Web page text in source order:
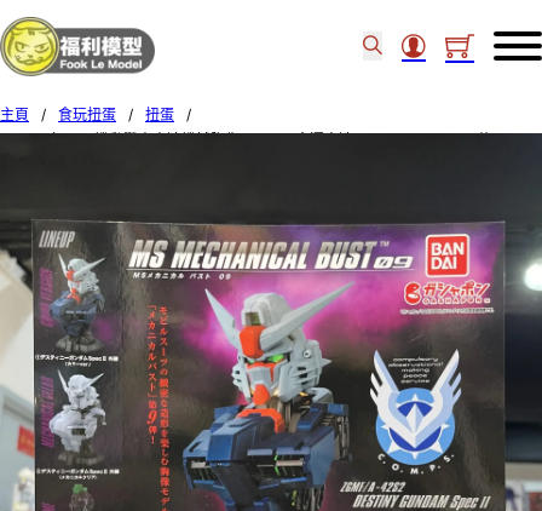
主頁 / 食玩扭蛋 / 扭蛋
/